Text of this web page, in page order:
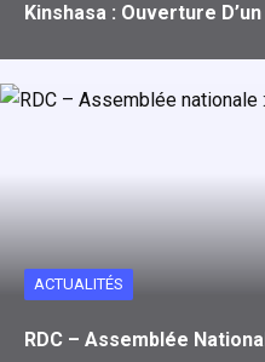
Kinshasa : Ouverture
ACTUALITÉS
RDC – Assemblée